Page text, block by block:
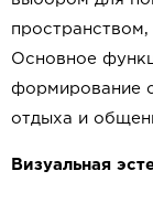
пространством,
Основное
формирование
отдыха и
Визуальная